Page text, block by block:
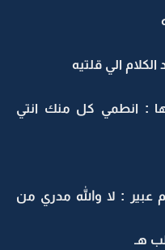
الي قلتيه
: انطمي كل منك انتي
: لا والله مدري من